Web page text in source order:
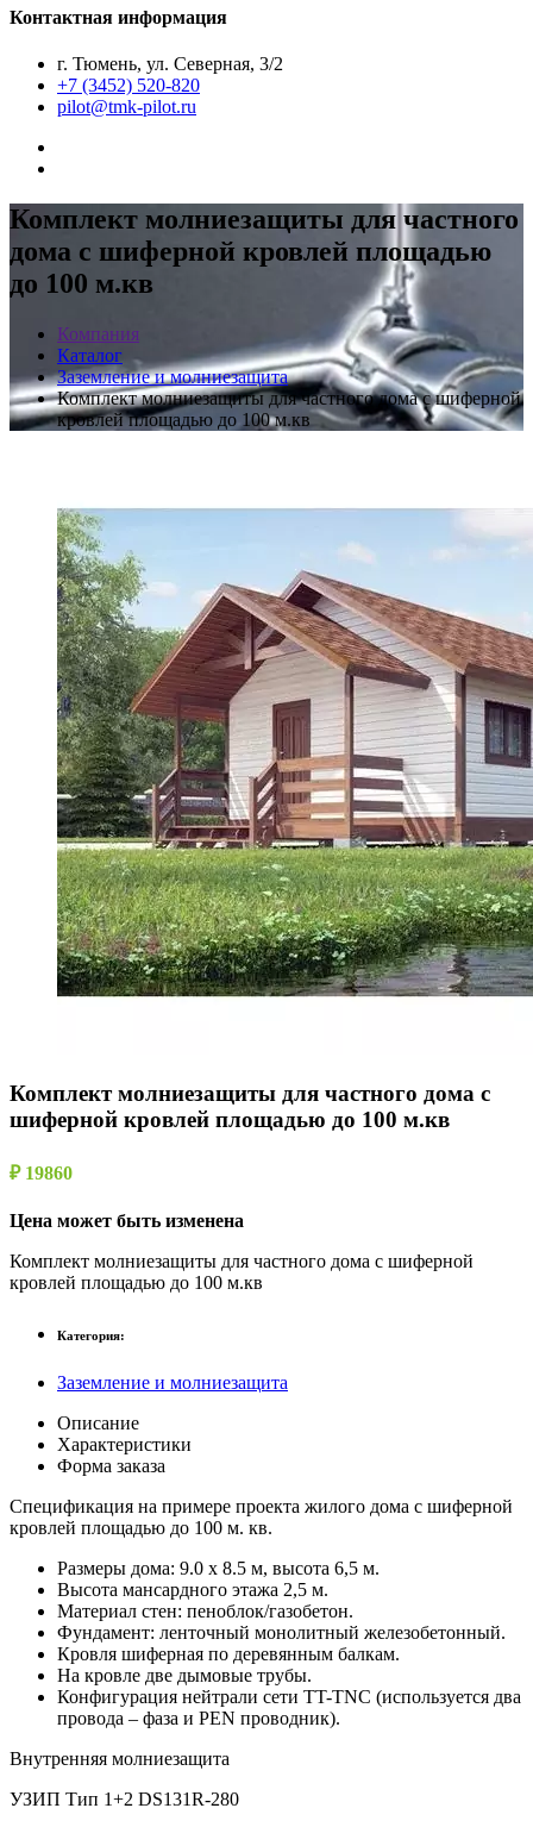
Контактная информация
г. Тюмень, ул. Северная, 3/2
+7 (3452) 520-820
pilot@tmk-pilot.ru
Комплект молниезащиты для частного
дома с шиферной кровлей площадью
до 100 м.кв
Компания
Каталог
Заземление и молниезащита
Комплект молниезащиты для частного дома с шиферной
кровлей площадью до 100 м.кв
Комплект молниезащиты для частного дома с
шиферной кровлей площадью до 100 м.кв
₽ 19860
Цена может быть изменена
Комплект молниезащиты для частного дома с шиферной
кровлей площадью до 100 м.кв
Категория:
Заземление и молниезащита
Описание
Характеристики
Форма заказа
Спецификация на примере проекта жилого дома с шиферной
кровлей площадью до 100 м. кв.
Размеры дома: 9.0 x 8.5 м, высота 6,5 м.
Высота мансардного этажа 2,5 м.
Материал стен: пеноблок/газобетон.
Фундамент: ленточный монолитный железобетонный.
Кровля шиферная по деревянным балкам.
На кровле две дымовые трубы.
Конфигурация нейтрали сети TT-TNC (используется два
провода – фаза и PEN проводник).
Внутренняя молниезащита
УЗИП Тип 1+2 DS131R-280